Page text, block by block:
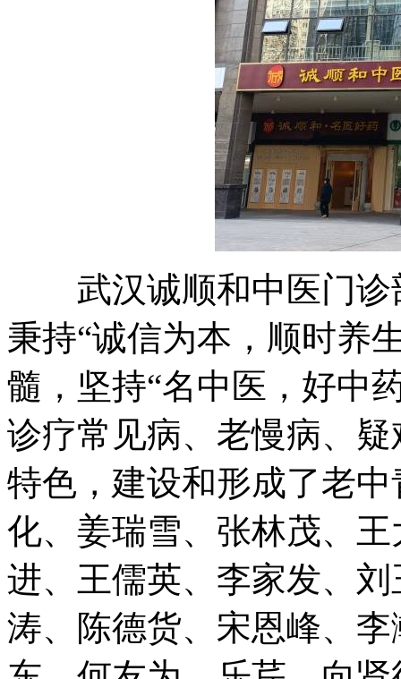
武汉诚顺和中医门诊
秉持“诚信为本，顺时养
髓，坚持“名中医，好中
诊疗常见病、老慢病、
特色，建设和形成了老
化、姜瑞雪、张林茂、
进、王儒英、李家发、
涛、陈德货、宋恩峰、